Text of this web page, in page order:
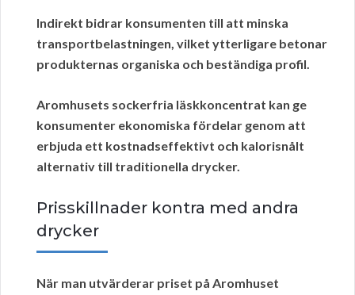
Indirekt bidrar konsumenten till att minska
transportbelastningen, vilket ytterligare betonar
produkternas organiska och beständiga profil.
Aromhusets sockerfria läskkoncentrat kan ge
konsumenter ekonomiska fördelar genom att
erbjuda ett kostnadseffektivt och kalorisnålt
alternativ till traditionella drycker.
Prisskillnader kontra med andra
drycker
När man utvärderar priset på Aromhuset